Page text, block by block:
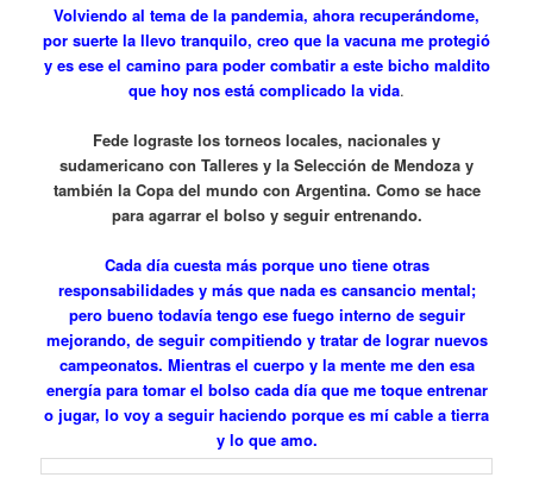
Volviendo al tema de la pandemia, ahora recuperándome,
por suerte la llevo tranquilo, creo que la vacuna me protegió
y es ese el camino para poder combatir a este bicho maldito
que hoy nos está complicado la vida.
Fede lograste los torneos locales, nacionales y
sudamericano con Talleres y la Selección de Mendoza y
también la Copa del mundo con Argentina. Como se hace
para agarrar el bolso y seguir entrenando.
Cada día cuesta más porque uno tiene otras
responsabilidades y más que nada es cansancio mental;
pero bueno todavía tengo ese fuego interno de seguir
mejorando, de seguir compitiendo y tratar de lograr nuevos
campeonatos. Mientras el cuerpo y la mente me den esa
energía para tomar el bolso cada día que me toque entrenar
o jugar, lo voy a seguir haciendo porque es mí cable a tierra
y lo que amo.